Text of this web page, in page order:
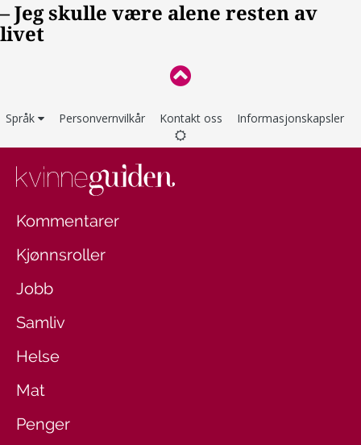
Språk Personvernvilkår Kontakt oss Informasjonskapsler
Kommentarer
Kjønnsroller
Jobb
Samliv
Helse
Mat
Penger